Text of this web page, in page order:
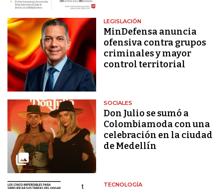
LEGISLACIÓN
MinDefensa anuncia
ofensiva contra grupos
criminales y mayor
control territorial
SOCIALES
Don Julio se sumó a
Colombiamoda con una
celebración en la ciudad
de Medellín
TECNOLOGÍA